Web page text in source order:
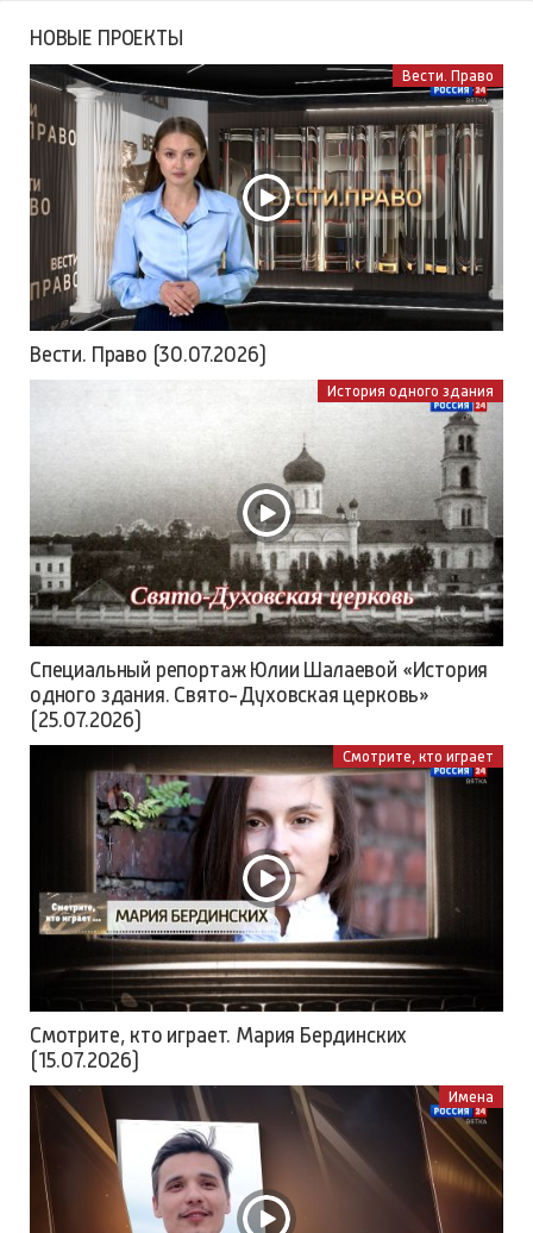
НОВЫЕ ПРОЕКТЫ
Вести. Право
Вести. Право (30.07.2026)
История одного здания
Специальный репортаж Юлии Шалаевой «История
одного здания. Свято-Духовская церковь»
(25.07.2026)
Смотрите, кто играет
Смотрите, кто играет. Мария Бердинских
(15.07.2026)
Имена